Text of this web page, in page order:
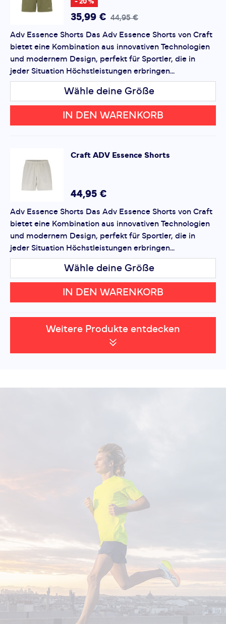
Bewertung hinzufügen
Dieses Formular ist durch reCAPTCHA geschützt – es gelten
dieDatenschutzbestimmungen undNutzungsbedingungen
von Google.
- 20 %
35,99 € 44,95 €
Adv Essence Shorts Das Adv Essence Shorts von Craft
bietet eine Kombination aus innovativen Technologien
und modernem Design, perfekt für Sportler, die in
jeder Situation Höchstleistungen erbringen...
Wähle deine Größe
IN DEN WARENKORB
Craft ADV Essence Shorts
44,95 €
Adv Essence Shorts Das Adv Essence Shorts von Craft
bietet eine Kombination aus innovativen Technologien
und modernem Design, perfekt für Sportler, die in
jeder Situation Höchstleistungen erbringen...
Wähle deine Größe
IN DEN WARENKORB
Weitere Produkte entdecken